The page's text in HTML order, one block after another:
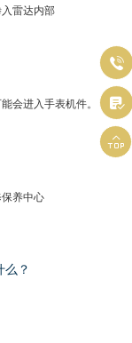
雷达内部
会进入手表机件。
保养中心
么？


